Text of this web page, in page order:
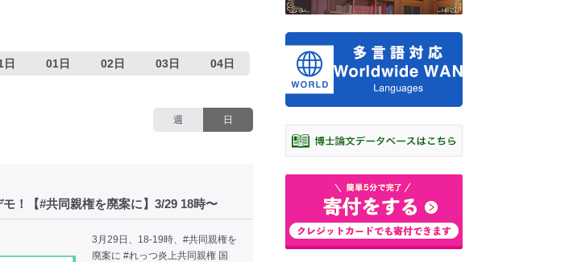
日 01日 02日 03日 04日
週 日
モ！【#共同親権を廃案に】3/29 18時〜
3月29日、18-19時、#共同親権を
廃案に #れっつ炎上共同親権 国